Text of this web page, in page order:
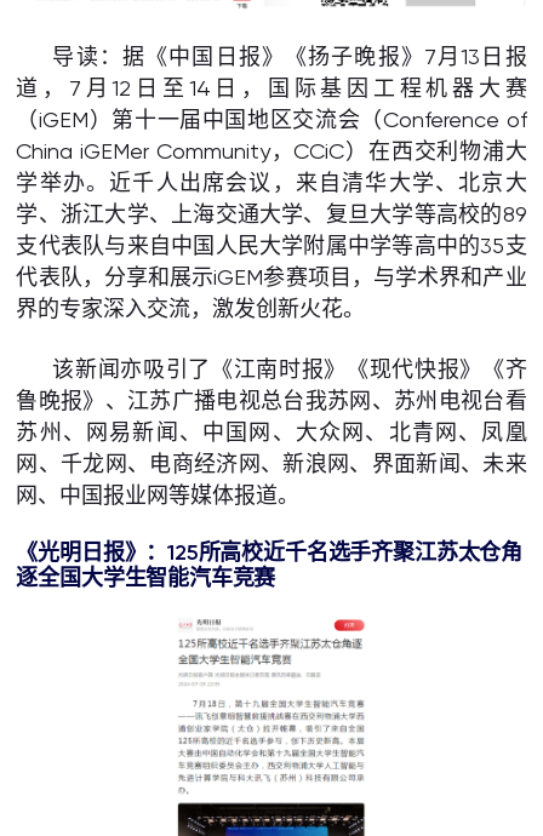
导读：据《中国日报》《扬子晚报》7月13日报
道，7月12日至14日，国际基因工程机器大赛
（iGEM）第十一届中国地区交流会（Conference of
China iGEMer Community，CCiC）在西交利物浦大
学举办。近千人出席会议，来自清华大学、北京大
学、浙江大学、上海交通大学、复旦大学等高校的89
支代表队与来自中国人民大学附属中学等高中的35支
代表队，分享和展示iGEM参赛项目，与学术界和产业
界的专家深入交流，激发创新火花。
该新闻亦吸引了《江南时报》《现代快报》《齐
鲁晚报》、江苏广播电视总台我苏网、苏州电视台看
苏州、网易新闻、中国网、大众网、北青网、凤凰
网、千龙网、电商经济网、新浪网、界面新闻、未来
网、中国报业网等媒体报道。
《光明日报》 ：125所高校近千名选手齐聚江苏太仓角
逐全国大学生智能汽车竞赛